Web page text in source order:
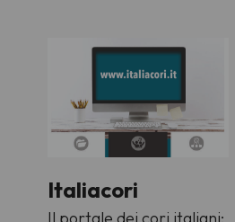
Italiacori
Il portale dei cori italiani: